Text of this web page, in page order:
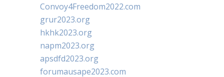
Convoy4Freedom2022.com
grur2023.org
hkhk2023.org
napm2023.org
apsdfd2023.org
forumausape2023.com